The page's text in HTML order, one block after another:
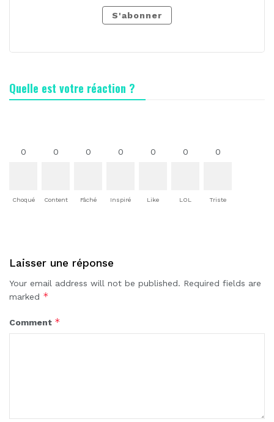
S'abonner
Quelle est votre réaction ?
0
Choqué
0
Content
0
Fâché
0
Inspiré
0
Like
0
LOL
0
Triste
Laisser une réponse
Your email address will not be published. Required fields are
marked *
Comment *